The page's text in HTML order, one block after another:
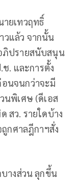
ยเทวฤทธิ์
วแล้ว จากนั้น
ภิปรายสนับสนุน
. และการตั้ง
นจนกว่าจะมี
นพิเศษ (ดีเอส
สว. รายใดบ้าง
กศาลฎีกาฯสั่ง
บางส่วน ลุกขึ้น